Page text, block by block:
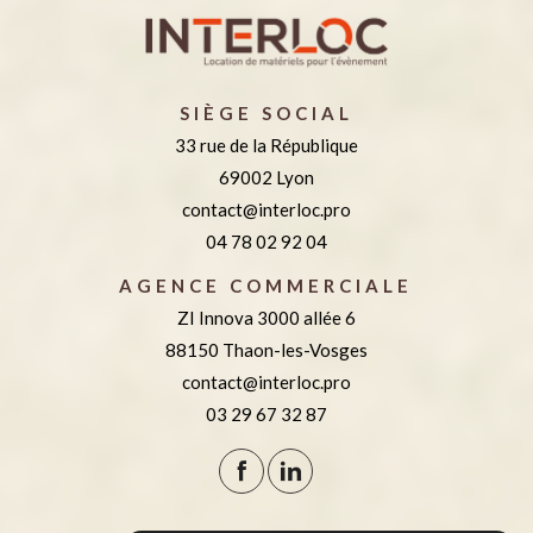
SIÈGE SOCIAL
33 rue de la République
69002 Lyon
contact@interloc.pro
04 78 02 92 04
AGENCE COMMERCIALE
ZI Innova 3000 allée 6
88150 Thaon-les-Vosges
contact@interloc.pro
03 29 67 32 87